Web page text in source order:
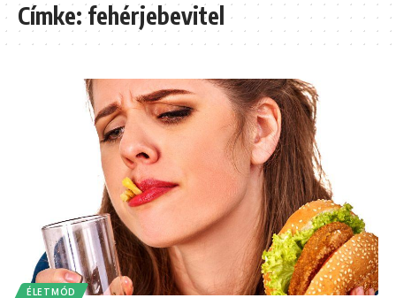
Címke:fehérjebevitel
ÉLETMÓD